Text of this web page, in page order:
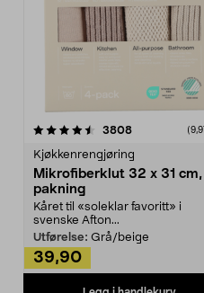
3808anmeldelser
Kjøkkenrengjøring
Mikrofiberklut 32 x 31
pakning
Kåret til «soleklar favoritt» i
svenske Afton...
Utførelse: Grå/beige
39,90
4.5av 5 stjerner